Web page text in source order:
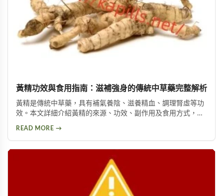
黃精功效與食用指南：滋補強身的傳統中草藥完整解析
黃精是傳統中草藥，具有補氣養陰、滋養精血、調理腎虛等功
效。本文詳細介紹黃精的來源、功效、副作用及食用方式，包
READ MORE →